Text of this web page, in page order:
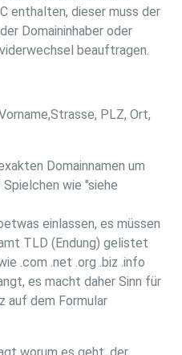
enthalten, dieser muss der
Domaininhaber oder
beauftragen.
PLZ, Ort,
Domainnamen um
wie "siehe
einlassen, es müssen
TLD (Endung) gelistet
.com .net .org .biz .info
es macht daher Sinn für
auf dem Formular